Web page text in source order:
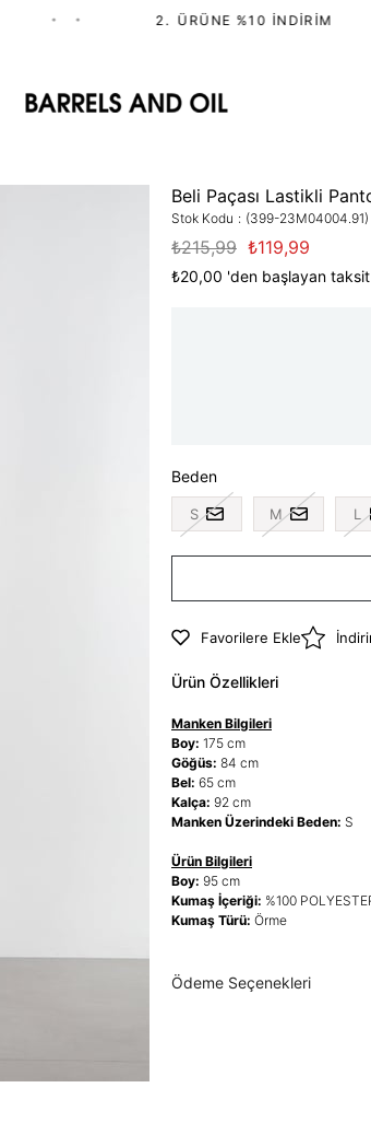
• 2.⁠ ⁠ÜRÜNE %10 İNDIRIM
Beli Paçası Lastikli
Stok Kodu (399-23M04004.91)
₺215,99 ₺119,99
₺20,00 'den başlayan
Beden
S M L
Favorilere Ekle
Ürün Özellikleri
Manken Bilgileri
Boy: 175 cm
Göğüs: 84 cm
Bel: 65 cm
Kalça: 92 cm
Manken Üzerindeki Beden: S
Ürün Bilgileri
Boy: 95 cm
Kumaş İçeriği: %100
Kumaş Türü: Örme
Ödeme Seçenekleri